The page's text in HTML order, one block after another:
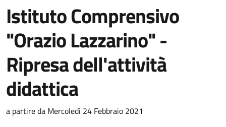
Istituto Comprensivo
"Orazio Lazzarino" -
Ripresa dell'attività
didattica
Dettagli della notizia
a partire da Mercoledì 24 Febbraio 2021